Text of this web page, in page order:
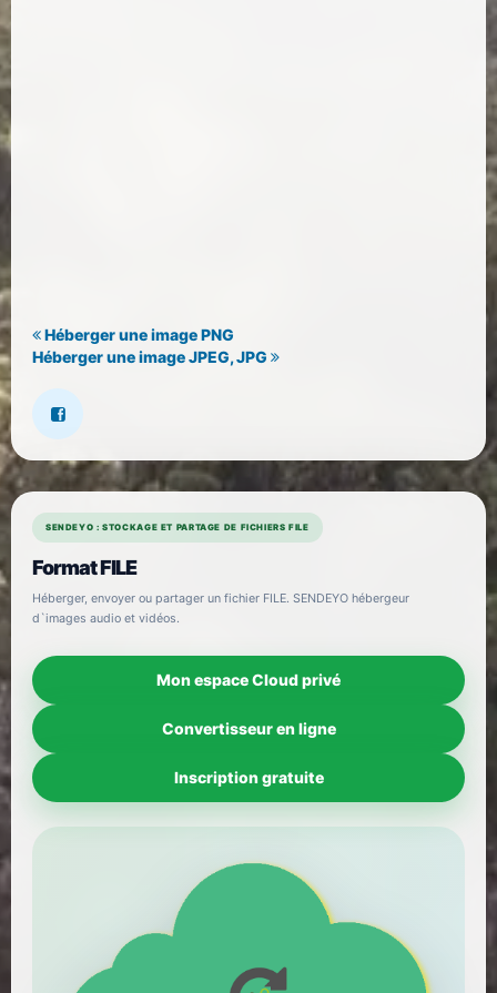
Héberger une image PNG
Héberger une image JPEG, JPG
SENDEYO : STOCKAGE ET PARTAGE DE FICHIERS FILE
Format FILE
Héberger, envoyer ou partager un fichier FILE. SENDEYO hébergeur
d`images audio et vidéos.
Mon espace Cloud privé
Convertisseur en ligne
Inscription gratuite